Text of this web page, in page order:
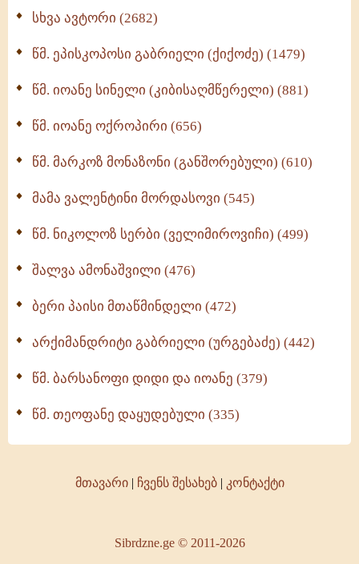
ნაწილი II (369)
სხვა ავტორი (2682)
წმ. ეპისკოპოსი გაბრიელი (ქიქოძე) (1479)
წმ. იოანე სინელი (კიბისაღმწერელი) (881)
წმ. იოანე ოქროპირი (656)
წმ. მარკოზ მონაზონი (განშორებული) (610)
მამა ვალენტინი მორდასოვი (545)
წმ. ნიკოლოზ სერბი (ველიმიროვიჩი) (499)
შალვა ამონაშვილი (476)
ბერი პაისი მთაწმინდელი (472)
არქიმანდრიტი გაბრიელი (ურგებაძე) (442)
წმ. ბარსანოფი დიდი და იოანე (379)
წმ. თეოფანე დაყუდებული (335)
მთავარი| ჩვენს შესახებ| კონტაქტი
Sibrdzne.ge © 2011-2026